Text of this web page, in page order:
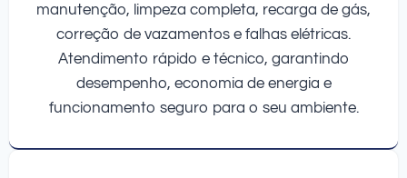
manutenção, limpeza completa, recarga de gás,
correção de vazamentos e falhas elétricas.
Atendimento rápido e técnico, garantindo
desempenho, economia de energia e
funcionamento seguro para o seu ambiente.